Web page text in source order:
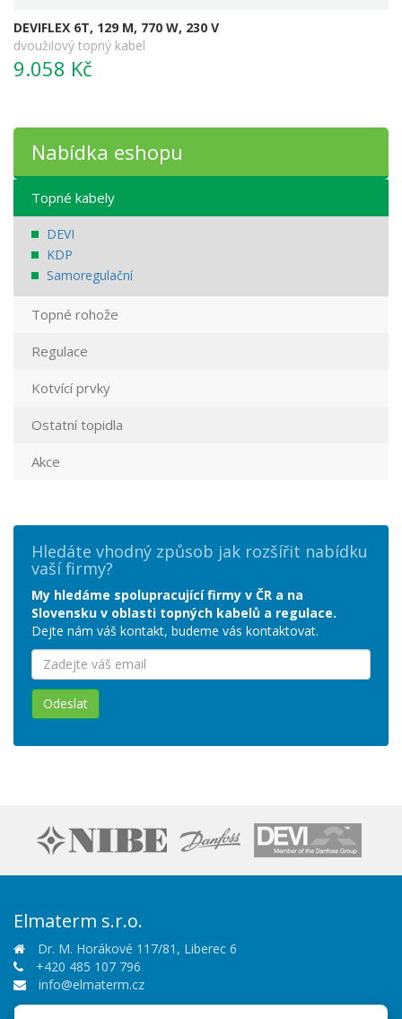
DEVIFLEX 6T, 129 M, 770 W, 230 V
dvoužilový topný kabel
9.058 Kč
Nabídka eshopu
Topné kabely
DEVI
KDP
Samoregulační
Topné rohože
Regulace
Kotvící prvky
Ostatní topidla
Akce
Hledáte vhodný způsob jak rozšířit nabídku
vaší firmy?
My hledáme spolupracující firmy v ČR a na
Slovensku v oblasti topných kabelů a regulace.
Dejte nám váš kontakt, budeme vás kontaktovat.
Odeslat
Elmaterm s.r.o.
Dr. M. Horákové 117/81, Liberec 6
+420 485 107 796
info@elmaterm.cz
Sledujte nás